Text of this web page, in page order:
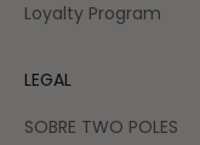
Loyalty Program
LEGAL
SOBRE TWO POLES